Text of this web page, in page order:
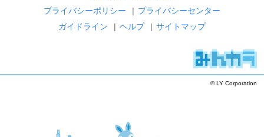
プライバシーポリシー
| プライバシーセンター
ガイドライン
| ヘルプ | サイトマップ
© LY Corporation